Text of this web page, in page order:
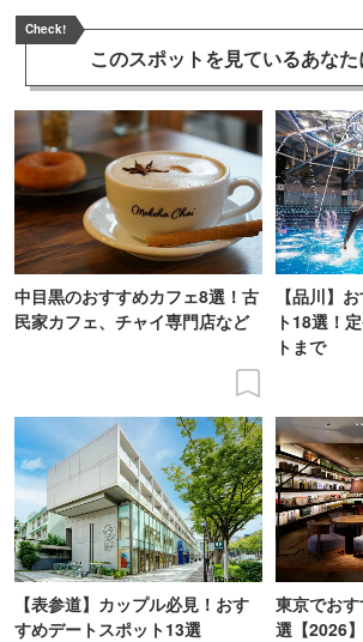
Check!
このスポットを見ているあな
中目黒のおすすめカフェ8選！古
民家カフェ、チャイ専門店など
【品川】
ト18選！
トまで
【表参道】カップル必見！おす
すめデートスポット13選
東京でお
選【2026】